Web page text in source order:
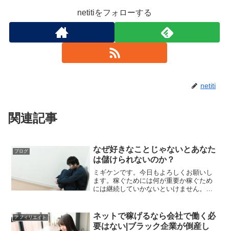
netitiをフォローする
netiti
関連記事
ブログ
なぜ好きなことじゃないとあなた
は儲けられないのか？
ミギケンです。今日もよろしくお願いし
ます。稼ぐためには何が重要か稼ぐため
には継続していかないといけません。で
れないから儲からないのです。いきなり
ネガティブな文章で申し訳...
アフィリエイト
ネットで稼げるなら会社で働く必
要はない|ブラック企業が倒産し